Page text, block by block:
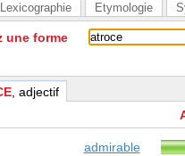
Lexicographie Etymologie
une forme
, adjectif
admirable